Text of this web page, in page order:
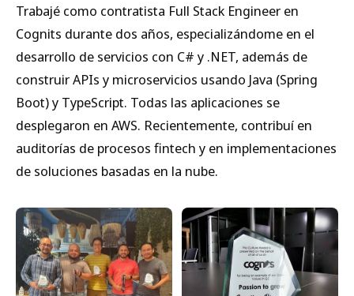
Trabajé como contratista Full Stack Engineer en
Cognits durante dos años, especializándome en el
desarrollo de servicios con C# y .NET, además de
construir APIs y microservicios usando Java (Spring
Boot) y TypeScript. Todas las aplicaciones se
desplegaron en AWS. Recientemente, contribuí en
auditorías de procesos fintech y en implementaciones
de soluciones basadas en la nube.